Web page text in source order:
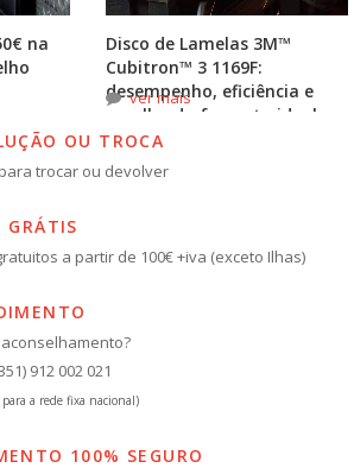
na
Disco de Lamelas 3M™
Cubitron™ 3 1169F:
desempenho, eficiência e
escolha do formato ideal
ver mais
OU TROCA
trocar ou devolver
GRÁTIS
a partir de 100€ +iva (exceto Ilhas)
912 002 021
a rede fixa nacional)
100% SEGURO